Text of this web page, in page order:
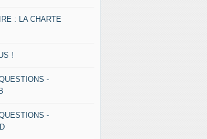
: LA CHARTE
!
-
-